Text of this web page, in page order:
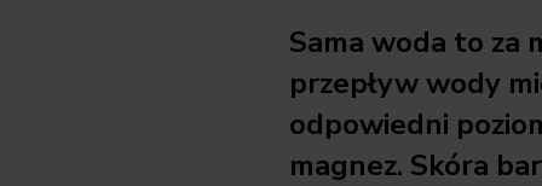
Sama woda to za
przepływ wody
odpowiedni
magnez. Skóra